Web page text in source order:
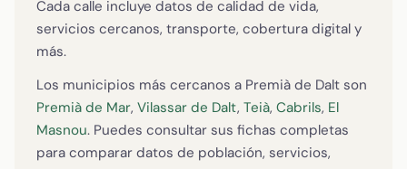
Cada calle incluye datos de calidad de vida,
servicios cercanos, transporte, cobertura digital y
más.
Los municipios más cercanos a Premià de Dalt son
Premià de Mar, Vilassar de Dalt, Teià, Cabrils, El
Masnou. Puedes consultar sus fichas completas
para comparar datos de población, servicios,